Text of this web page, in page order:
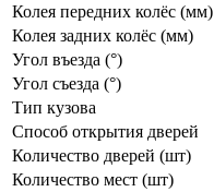
Колея передних колёс (мм)
Колея задних колёс (мм)
Угол въезда (°)
Угол съезда (°)
Тип кузова
Способ открытия дверей
Количество дверей (шт)
Количество мест (шт)